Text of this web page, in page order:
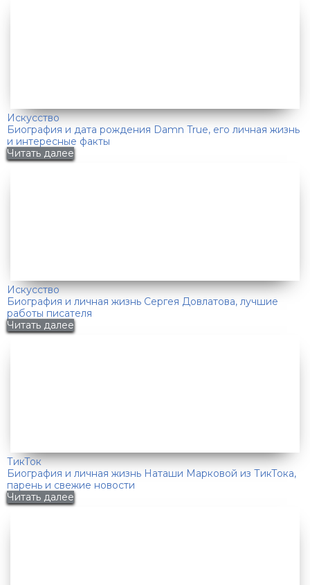
Искусство
Биография и дата рождения Damn True, его личная жизнь
и интересные факты
Читать далее
Искусство
Биография и личная жизнь Сергея Довлатова, лучшие
работы писателя
Читать далее
ТикТок
Биография и личная жизнь Наташи Марковой из ТикТока,
парень и свежие новости
Читать далее